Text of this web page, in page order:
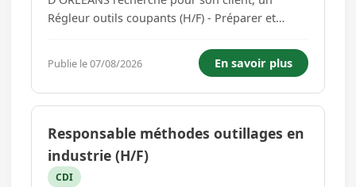
Régleur outils coupants (H/F) - Préparer et
outils sur les équipements dédiés. - Contrôler la
conformité des outils ass...
Publie le 07/08/2026 En savoir plus
Responsable méthodes outillages en
industrie (H/F)
CDI